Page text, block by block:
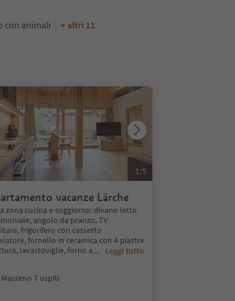
con animali + altri 11
vacanze Lärche
zona cucina e soggiorno: divano letto
angolo da pranzo, TV
frigorifero con cassetto
fornello in ceramica con 4 piastre
lavastoviglie, forno a ... Leggi tutto
Massimo 7 ospiti
1/5